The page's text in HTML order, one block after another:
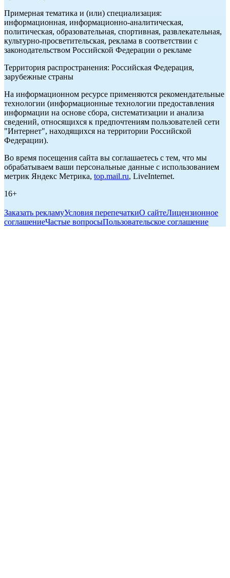
Примерная тематика и (или) специализация:
информационная, информационно-аналитическая,
политическая, образовательная, спортивная, развлекательная,
культурно-просветительская, реклама в соответствии с
законодательством Российской Федерации о рекламе
Территория распространения: Российская Федерация,
зарубежные страны
На информационном ресурсе применяются рекомендательные
технологии (информационные технологии предоставления
информации на основе сбора, систематизации и анализа
сведений, относящихся к предпочтениям пользователей сети
"Интернет", находящихся на территории Российской
Федерации).
Во время посещения сайта вы соглашаетесь с тем, что мы
обрабатываем ваши персональные данные с использованием
метрик Яндекс Метрика, top.mail.ru, LiveInternet.
16+
Заказать рекламуУсловия перепечаткиО сайтеЛицензионное
соглашениеЧастые вопросыПользовательское соглашение